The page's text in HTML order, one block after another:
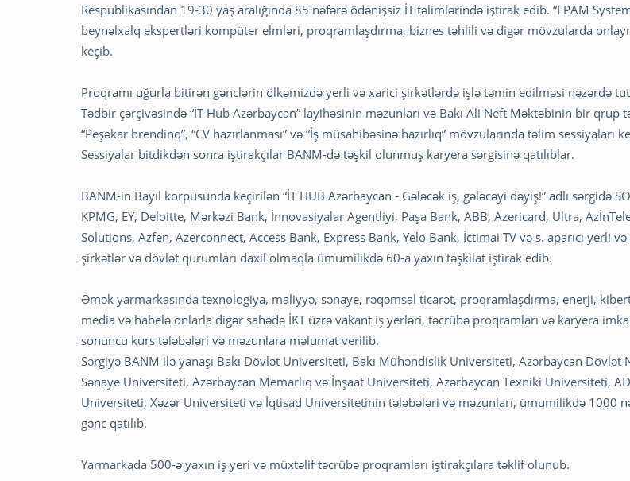
Respublikasından 19-30 yaş aralığında 85 nəfərə ödənişsiz İT təlimlərində iştirak edib. “EPAM
beynəlxalq ekspertləri kompüter elmləri, proqramlaşdırma, biznes təhlili və digər mövzularda
keçib.
Proqramı uğurla bitirən gənclərin ölkəmizdə yerli və xarici şirkətlərdə işlə təmin edilməsi nəzərdə
Tədbir çərçivəsində “İT Hub Azərbaycan” layihəsinin məzunları və Bakı Ali Neft Məktəbinin bir qrup
“Peşəkar brendinq”, “CV hazırlanması” və “İş müsahibəsinə hazırlıq” mövzularında təlim sessiyaları
Sessiyalar bitdikdən sonra iştirakçılar BANM-də təşkil olunmuş karyera sərgisinə qatılıblar.
BANM-in Bayıl korpusunda keçirilən “İT HUB Azərbaycan - Gələcək iş, gələcəyi dəyiş!” adlı sərgidə
KPMG, EY, Deloitte, Mərkəzi Bank, İnnovasiyalar Agentliyi, Paşa Bank, ABB, Azericard, Ultra,
Solutions, Azfen, Azerconnect, Access Bank, Express Bank, Yelo Bank, İctimai TV və s. aparıcı yerli
şirkətlər və dövlət qurumları daxil olmaqla ümumilikdə 60-a yaxın təşkilat iştirak edib.
Əmək yarmarkasında texnologiya, maliyyə, sənaye, rəqəmsal ticarət, proqramlaşdırma, enerji,
media və habelə onlarla digər sahədə İKT üzrə vakant iş yerləri, təcrübə proqramları və karyera
sonuncu kurs tələbələri və məzunlara məlumat verilib.
Sərgiyə BANM ilə yanaşı Bakı Dövlət Universiteti, Bakı Mühəndislik Universiteti, Azərbaycan Dövlət
Sənaye Universiteti, Azərbaycan Memarlıq və İnşaat Universiteti, Azərbaycan Texniki Universiteti,
Universiteti, Xəzər Universiteti və İqtisad Universitetinin tələbələri və məzunları, ümumilikdə 1000
gənc qatılıb.
Yarmarkada 500-ə yaxın iş yeri və müxtəlif təcrübə proqramları iştirakçılara təklif olunub.